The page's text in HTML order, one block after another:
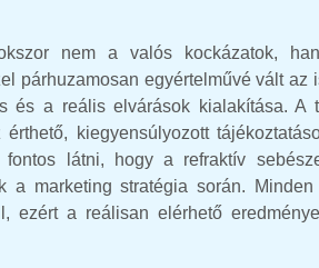
nem a valós kockázatok,
párhuzamosan egyértelművé vált az
és a reális elvárások kialakítása. A
kiegyensúlyozott
látni, hogy a refraktív
a marketing stratégia során. Minden
ezért a reálisan elérhető